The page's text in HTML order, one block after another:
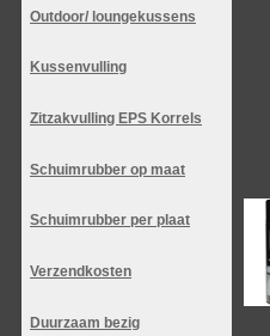
Outdoor/ loungekussens
Kussenvulling
Zitzakvulling EPS Korrels
Schuimrubber op maat
Schuimrubber per plaat
Verzendkosten
Duurzaam bezig